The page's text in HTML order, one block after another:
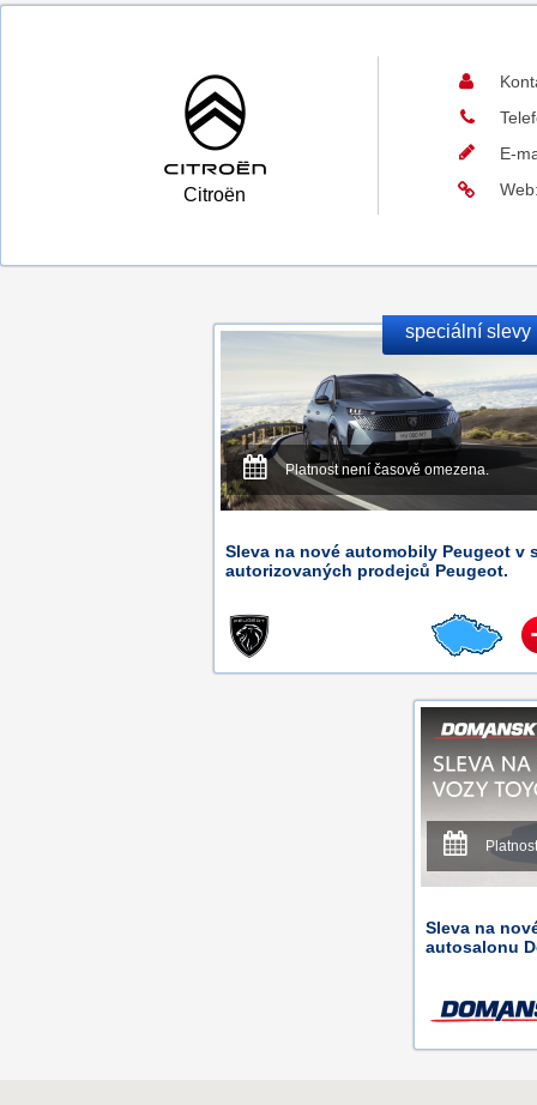
Citroën
E-
speciální slevy
Platnost není časově omezena.
Sleva na nové automobily Peugeot v
autorizovaných prodejců Peugeot.
Sleva na
autosalonu